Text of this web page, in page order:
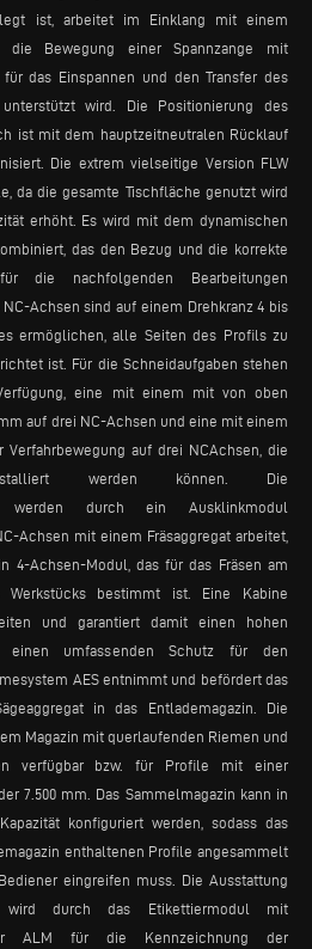
ist, arbeitet im Einklang mit einem
die Bewegung einer Spannzange mit
das Einspannen und den Transfer des
wird. Die Positionierung des
ist mit dem hauptzeitneutralen Rücklauf
Die extrem vielseitige Version FLW
da die gesamte Tischfläche genutzt wird
erhöht. Es wird mit dem dynamischen
das den Bezug und die korrekte
die nachfolgenden Bearbeitungen
Achsen sind auf einem Drehkranz 4 bis
ermöglichen, alle Seiten des Profils zu
ist. Für die Schneidaufgaben stehen
eine mit einem mit von oben
auf drei NC-Achsen und eine mit einem
auf drei NCAchsen, die
werden können. Die
werden durch ein Ausklinkmodul
Achsen mit einem Fräsaggregat arbeitet,
4-Achsen-Modul, das für das Fräsen am
bestimmt ist. Eine Kabine
und garantiert damit einen hohen
einen umfassenden Schutz für den
AES entnimmt und befördert das
in das Entlademagazin. Die
Magazin mit querlaufenden Riemen und
verfügbar bzw. für Profile mit einer
7.500 mm. Das Sammelmagazin kann in
konfiguriert werden, sodass das
enthaltenen Profile angesammelt
eingreifen muss. Die Ausstattung
wird durch das Etikettiermodul mit
ALM für die Kennzeichnung der